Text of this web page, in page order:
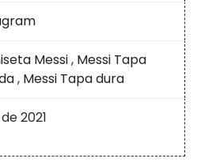
Messi, Messi Tapa
, Messi Tapa dura
2021